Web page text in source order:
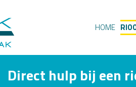
HOME
Direct hulp bij een